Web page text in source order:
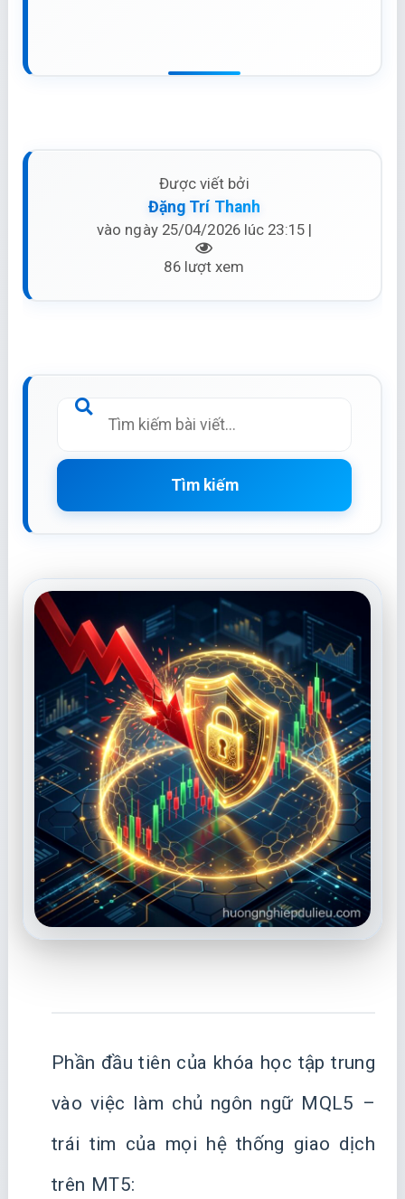
Được viết bởi
Đặng Trí Thanh
vào ngày 25/04/2026 lúc 23:15 |
86 lượt xem
Tìm kiếm
Phần đầu tiên của khóa học tập trung
vào việc làm chủ ngôn ngữ MQL5 –
trái tim của mọi hệ thống giao dịch
trên MT5: